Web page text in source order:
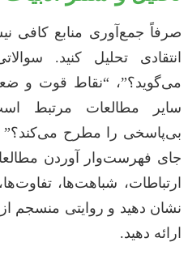
صرفاً جمع‌آوری منابع کافی
انتقادی تحلیل کنید.
می‌گوید؟”، “نقاط قوت و
سایر مطالعات مرتبط
بی‌پاسخی را مطرح می‌کند؟”
جای فهرست‌وار آوردن
ارتباطات، شباهت‌ها،
نشان دهید و روایتی منسجم
ارائه دهید.